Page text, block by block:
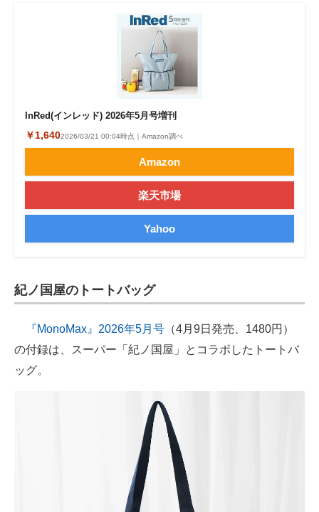
InRed(インレッド) 2026年5月号増刊
￥1,6402026/03/21 00:04時点｜Amazon調べ
Amazon
楽天市場
Yahoo
紀ノ国屋のトートバッグ
『MonoMax』2026年5月号 （4月9日発売、1480円）
の付録は、スーパー「紀ノ国屋」とコラボしたトートバ
ッグ。